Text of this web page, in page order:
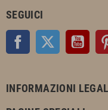
SEGUICI
Facebook Twitter
INFORMAZIONI